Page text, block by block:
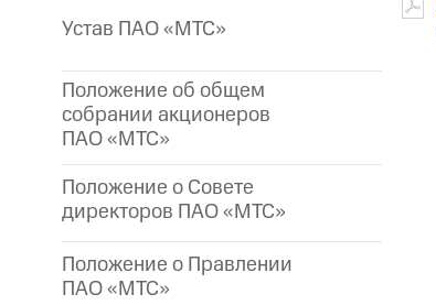
Устав ПАО «МТС»
Положение об общем
собрании акционеров
ПАО «МТС»
Положение о Совете
директоров ПАО «МТС»
Положение о Правлении
ПАО «МТС»